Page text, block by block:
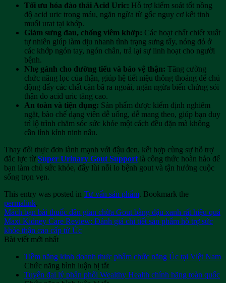
Tối ưu hóa đào thải Acid Uric: Hỗ trợ kiểm soát tốt nồng
độ acid uric trong máu, ngăn ngừa từ gốc nguy cơ kết tinh
muối urat tại khớp.
Giảm sưng đau, chống viêm khớp: Các hoạt chất chiết xuất
tự nhiên giúp làm dịu nhanh tình trạng sưng tấy, nóng đỏ ở
các khớp ngón tay, ngón chân, trả lại sự linh hoạt cho người
bệnh.
Nhẹ gánh cho đường tiểu và bảo vệ thận: Tăng cường
chức năng lọc của thận, giúp hệ tiết niệu thông thoáng để chủ
động đẩy các chất cặn bã ra ngoài, ngăn ngừa biến chứng sỏi
thận do acid uric tăng cao.
An toàn và tiện dụng: Sản phẩm được kiểm định nghiêm
ngặt, bào chế dạng viên dễ uống, dễ mang theo, giúp bạn duy
trì lộ trình chăm sóc sức khỏe một cách đều đặn mà không
cần lỉnh kỉnh ninh nấu.
Thay đổi thực đơn lành mạnh với đậu đen, kết hợp cùng sự hỗ trợ
đắc lực từ Super Urinary Gout Support là công thức hoàn hảo để
bạn làm chủ sức khỏe, đẩy lùi nỗi lo bệnh gout và tận hưởng cuộc
sống trọn vẹn.
This entry was posted in Tư vấn sản phẩm. Bookmark the
permalink.
Mách bạn bài thuốc dân gian chữa Gout bằng đậu xanh rất hiệu quả
Maxi Kidney Care Review: Đánh giá chi tiết sản phẩm hỗ trợ sức
khỏe thận cao cấp từ Úc
Bài viết mới nhất
Tiềm năng kinh doanh thực phẩm chức năng Úc tại Việt Nam
Chức năng bình luận bị tắtở
Tiềm
Tuyển đại lý phân phối Wealthy Health chính hãng toàn quốc